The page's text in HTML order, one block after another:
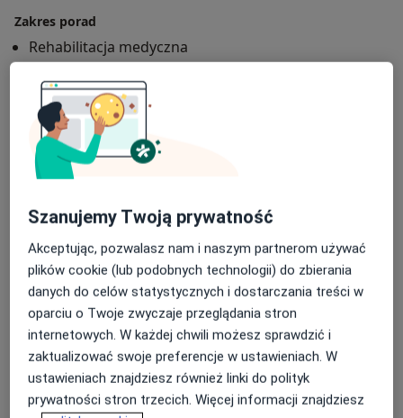
największą jej jakość. Moja terapia jest ściśle
dostosowana do pacjenta i jego problemu,
poprzedzona szczegółowym wywiadem i badaniem.
Pomagam pacjentom z problemami narządu ruchu o
podłożu ortopedycznym i neurologicznym.
W zakresie problemów ortopedycznych stosuje
leczenie:
- w stanach pourazowych
-w dolegliwościach bólowych kręgosłupa
- w schorzeniach bólowych i zwyrodnieniowych
stawów
- po operacjach ortopedycznych oraz w problemach z
blizna pozabiegową
- w zespołach przeciążeniowych i zapalnych tkanek
(ostrogi piętowe, łokieć tenisisty)
- w korekcji wad postawy (skoliozy, płaskostopie)
W problemach neurologicznych stosuje fizjoterapie:
- w stanach poudarowych
Zakres porad
Rehabilitacja medyczna
Główne obszary pomocy
Bóle kręgosłupa
Ból kolana
Dyskopatia
Rodzaje konsultacji
Zobacz galerię (1)
Szanujemy Twoją prywatność
Akceptując, pozwalasz nam i naszym partnerom używać
plików cookie (lub podobnych technologii) do zbierania
danych do celów statystycznych i dostarczania treści w
oparciu o Twoje zwyczaje przeglądania stron
internetowych. W każdej chwili możesz sprawdzić i
zaktualizować swoje preferencje w ustawieniach. W
ustawieniach znajdziesz również linki do polityk
prywatności stron trzecich. Więcej informacji znajdziesz